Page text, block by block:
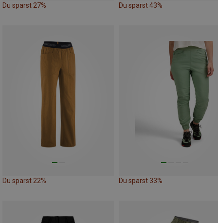
Du sparst 27% Du sparst 43%
Du sparst 22% Du sparst 33%